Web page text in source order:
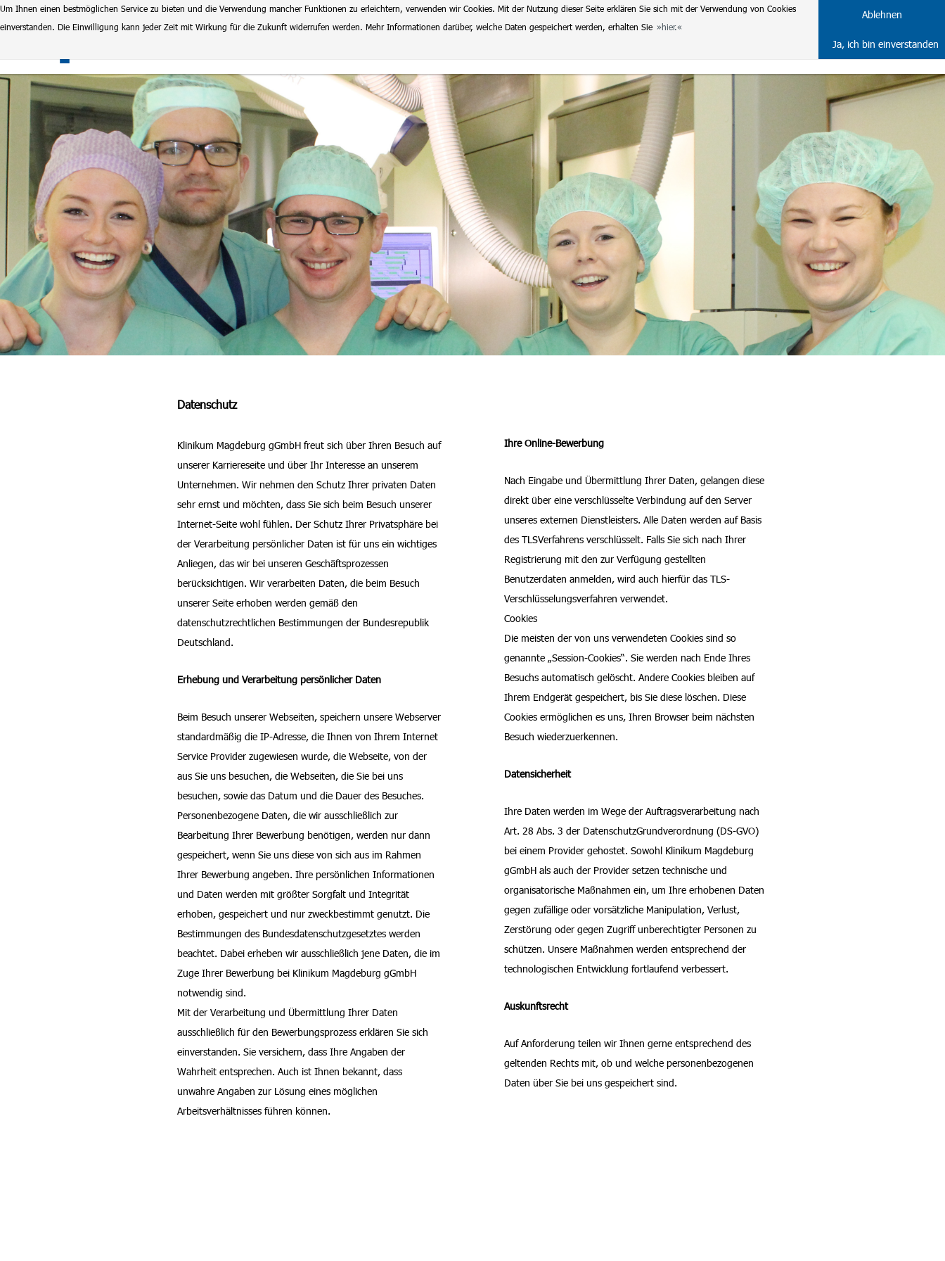
Um Ihnen einen bestmöglichen Service zu bieten und die Verwendung mancher Funktionen zu erleichtern, verwenden wir Cookies. Mit der Nutzung dieser Seite erklären Sie sich mit der Verwendung von Cookies
einverstanden. Die Einwilligung kann jeder Zeit mit Wirkung für die Zukunft widerrufen werden. Mehr Informationen darüber, welche Daten gespeichert werden, erhalten Sie
hier.
Ablehnen
Ja, ich bin einverstanden
DE
Klinikum Magdeburg Ausbildung
Datenschutz
Klinikum Magdeburg gGmbH freut sich über Ihren Besuch auf
unserer Karriereseite und über Ihr Interesse an unserem
Unternehmen. Wir nehmen den Schutz Ihrer privaten Daten
sehr ernst und möchten, dass Sie sich beim Besuch unserer
Internet-Seite wohl fühlen. Der Schutz Ihrer Privatsphäre bei
der Verarbeitung persönlicher Daten ist für uns ein wichtiges
Anliegen, das wir bei unseren Geschäftsprozessen
berücksichtigen. Wir verarbeiten Daten, die beim Besuch
unserer Seite erhoben werden gemäß den
datenschutzrechtlichen Bestimmungen der Bundesrepublik
Deutschland.
Erhebung und Verarbeitung persönlicher Daten
Beim Besuch unserer Webseiten, speichern unsere Webserver
standardmäßig die IP-Adresse, die Ihnen von Ihrem Internet
Service Provider zugewiesen wurde, die Webseite, von der
aus Sie uns besuchen, die Webseiten, die Sie bei uns
besuchen, sowie das Datum und die Dauer des Besuches.
Personenbezogene Daten, die wir ausschließlich zur
Bearbeitung Ihrer Bewerbung benötigen, werden nur dann
gespeichert, wenn Sie uns diese von sich aus im Rahmen
Ihrer Bewerbung angeben. Ihre persönlichen Informationen
und Daten werden mit größter Sorgfalt und Integrität
erhoben, gespeichert und nur zweckbestimmt genutzt. Die
Bestimmungen des Bundesdatenschutzgesetztes werden
beachtet. Dabei erheben wir ausschließlich jene Daten, die im
Zuge Ihrer Bewerbung bei Klinikum Magdeburg gGmbH
notwendig sind.
Mit der Verarbeitung und Übermittlung Ihrer Daten
ausschließlich für den Bewerbungsprozess erklären Sie sich
einverstanden. Sie versichern, dass Ihre Angaben der
Wahrheit entsprechen. Auch ist Ihnen bekannt, dass
unwahre Angaben zur Lösung eines möglichen
Arbeitsverhältnisses führen können.
Ihre Online-Bewerbung
Nach Eingabe und Übermittlung Ihrer Daten, gelangen diese
direkt über eine verschlüsselte Verbindung auf den Server
unseres externen Dienstleisters. Alle Daten werden auf Basis
des TLSVerfahrens verschlüsselt. Falls Sie sich nach Ihrer
Registrierung mit den zur Verfügung gestellten
Benutzerdaten anmelden, wird auch hierfür das TLS-
Verschlüsselungsverfahren verwendet.
Cookies
Die meisten der von uns verwendeten Cookies sind so
genannte „Session-Cookies“. Sie werden nach Ende Ihres
Besuchs automatisch gelöscht. Andere Cookies bleiben auf
Ihrem Endgerät gespeichert, bis Sie diese löschen. Diese
Cookies ermöglichen es uns, Ihren Browser beim nächsten
Besuch wiederzuerkennen.
Datensicherheit
Ihre Daten werden im Wege der Auftragsverarbeitung nach
Art. 28 Abs. 3 der DatenschutzGrundverordnung (DS-GVO)
bei einem Provider gehostet. Sowohl Klinikum Magdeburg
gGmbH als auch der Provider setzen technische und
organisatorische Maßnahmen ein, um Ihre erhobenen Daten
gegen zufällige oder vorsätzliche Manipulation, Verlust,
Zerstörung oder gegen Zugriff unberechtigter Personen zu
schützen. Unsere Maßnahmen werden entsprechend der
technologischen Entwicklung fortlaufend verbessert.
Auskunftsrecht
Auf Anforderung teilen wir Ihnen gerne entsprechend des
geltenden Rechts mit, ob und welche personenbezogenen
Daten über Sie bei uns gespeichert sind.